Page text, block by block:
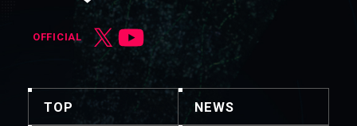
OFFICIAL
TOP NEWS